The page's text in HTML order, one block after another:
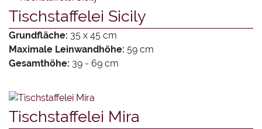
Tischstaffelei Sicily
Grundfläche: 35 x 45 cm
Maximale Leinwandhöhe: 59 cm
Gesamthöhe: 39 - 69 cm
Tischstaffelei Mira